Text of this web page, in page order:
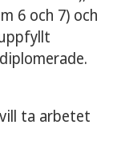
6 och 7) och
ta arbetet